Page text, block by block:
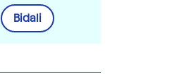
Bidali